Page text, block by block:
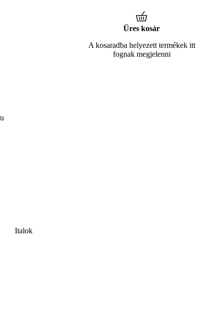
Italok
Üres kosár
A kosaradba helyezett termékek itt
fognak megjelenni